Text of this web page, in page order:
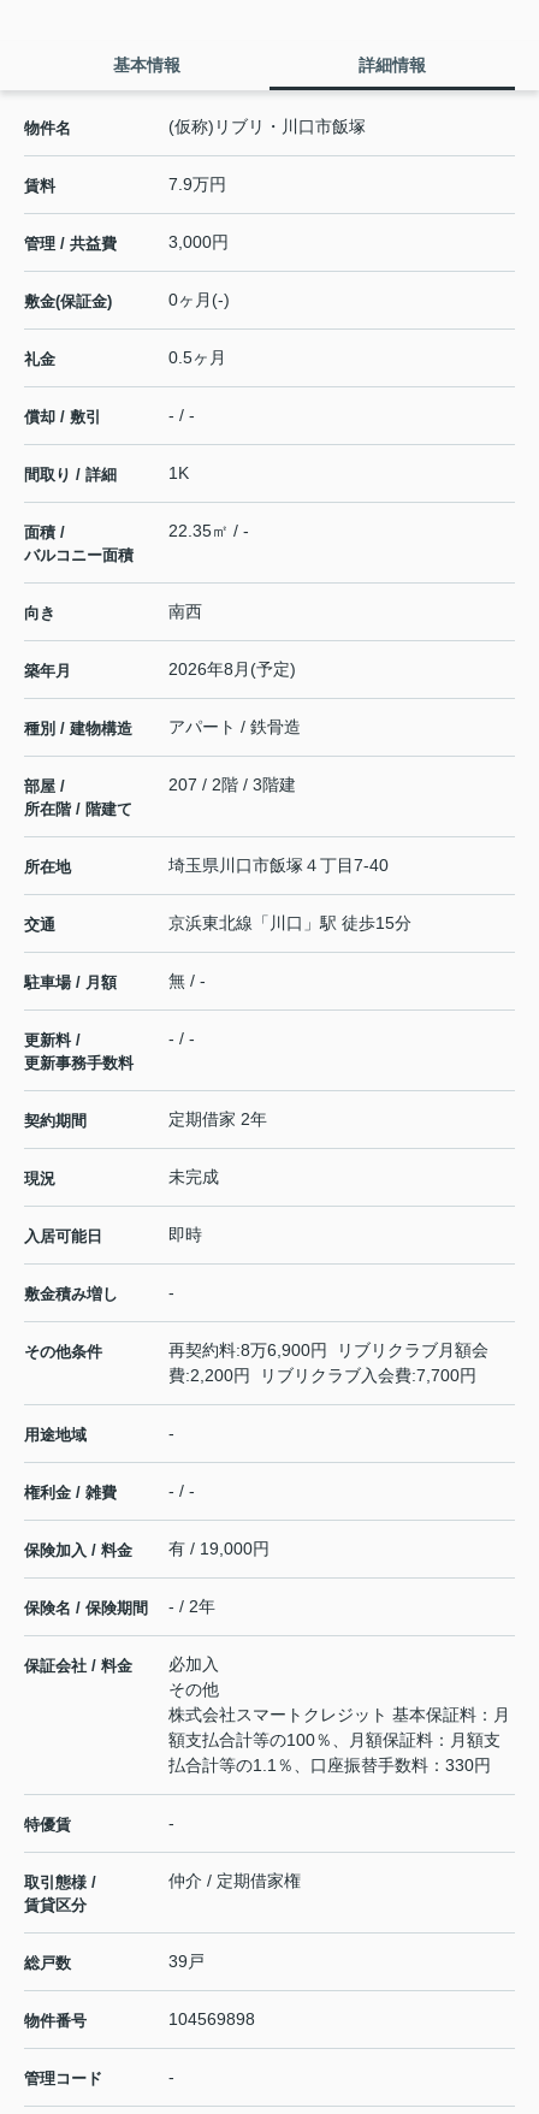
基本情報 詳細情報
物件名 (仮称)リブリ・川口市飯塚
賃料 7.9万円
管理 / 共益費 3,000円
敷金(保証金) 0ヶ月(-)
礼金 0.5ヶ月
償却 / 敷引 - / -
間取り / 詳細 1K
面積 /
バルコニー面積
22.35㎡ / -
向き 南西
築年月 2026年8月(予定)
種別 / 建物構造 アパート / 鉄骨造
部屋 /
所在階 / 階建て
207 / 2階 / 3階建
所在地 埼玉県 川口市飯塚 ４丁目7-40
交通 京浜東北線 「 川口 」駅 徒歩15分
駐車場 / 月額 無 / -
更新料 /
更新事務手数料
- / -
契約期間 定期借家 2年
現況 未完成
入居可能日 即時
敷金積み増し -
その他条件
再契約料:8万6,900円 リブリクラブ月額会
費:2,200円 リブリクラブ入会費:7,700円
用途地域 -
権利金 / 雑費 - / -
保険加入 / 料金 有 / 19,000円
保険名 / 保険期間 - / 2年
保証会社 / 料金
必加入
その他
株式会社スマートクレジット 基本保証料：月
額支払合計等の100％、月額保証料：月額支
払合計等の1.1％、口座振替手数料：330円
特優賃 -
取引態様 /
賃貸区分
仲介 / 定期借家権
総戸数 39戸
物件番号 104569898
管理コード -